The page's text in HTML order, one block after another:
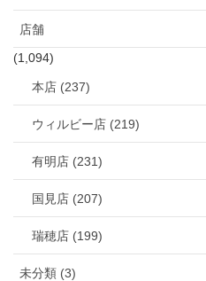
店舗
(1,094)
本店 (237)
ウィルビー店 (219)
有明店 (231)
国見店 (207)
瑞穂店 (199)
未分類 (3)